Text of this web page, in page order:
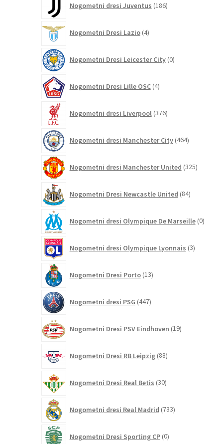
Nogometni dresi Juventus 186izdelkov
Nogometni Dresi Lazio 4izdelki
Nogometni Dresi Leicester City 0izdelkov
Nogometni Dresi Lille OSC 4izdelki
Nogometni dresi Liverpool 376izdelkov
Nogometni dresi Manchester City 464izdelkov
Nogometni dresi Manchester United 325izdelkov
Nogometni Dresi Newcastle United 84izdelkov
Nogometni dresi Olympique De Marseille 0
Nogometni dresi Olympique Lyonnais 3izdelki
Nogometni Dresi Porto 13izdelkov
Nogometni dresi PSG 447izdelkov
Nogometni Dresi PSV Eindhoven 19izdelkov
Nogometni Dresi RB Leipzig 88izdelkov
Nogometni Dresi Real Betis 30izdelkov
Nogometni dresi Real Madrid 733izdelkov
Nogometni Dresi Sporting CP 0izdelkov